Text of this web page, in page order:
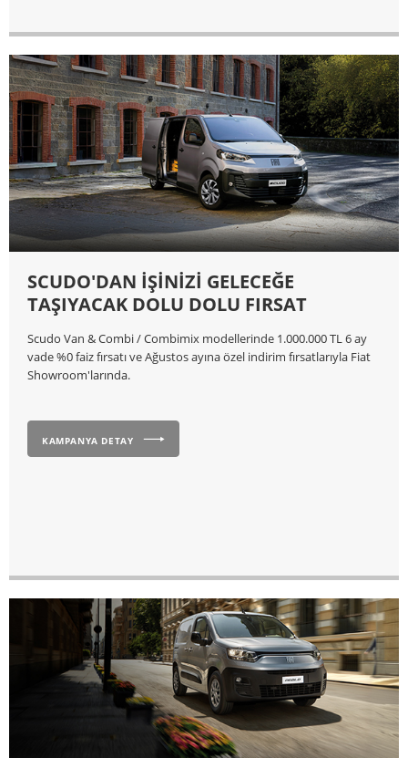
SCUDO'DAN İŞİNİZİ GELECEĞE
TAŞIYACAK DOLU DOLU FIRSAT
Scudo Van & Combi / Combimix modellerinde 1.000.000 TL 6 ay
vade %0 faiz fırsatı ve Ağustos ayına özel indirim fırsatlarıyla Fiat
Showroom'larında.
KAMPANYA DETAY